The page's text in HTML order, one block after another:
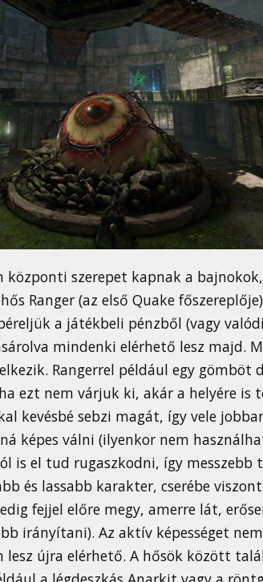
központi szerepet kapnak a
Ranger (az első Quake
a játékbeli pénzből (vagy
mindenki elérhető lesz majd.
Rangerrel például egy gömböt
ezt nem várjuk ki, akár a helyére
kevésbé sebzi magát, így vele
képes válni (ilyenkor nem
is el tud rugaszkodni, így
és lassabb karakter, cserébe
fejjel előre megy, amerre lát,
irányítani). Az aktív képességet
újra elérhető. A hősök között